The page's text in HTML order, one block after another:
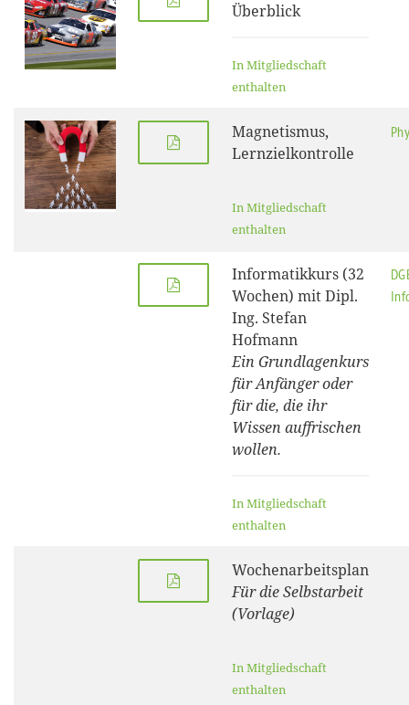
Überblick
In Mitgliedschaft
enthalten
Magnetismus,
Lernzielkontrolle
In Mitgliedschaft
enthalten
Informatikkurs (32
Wochen) mit Dipl.
Ing. Stefan
Hofmann
Ein Grundlagenkurs
für Anfänger oder
für die, die ihr
Wissen auffrischen
wollen.
In Mitgliedschaft
enthalten
Wochenarbeitsplan
Für die Selbstarbeit
(Vorlage)
In Mitgliedschaft
enthalten